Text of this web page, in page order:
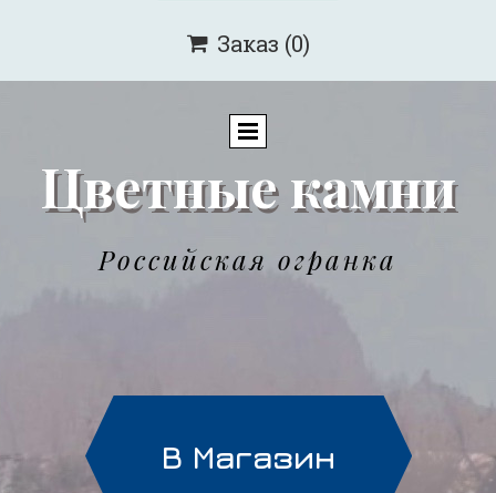
 Заказ (0)
Цветные камни
Российская огранка
В Магазин